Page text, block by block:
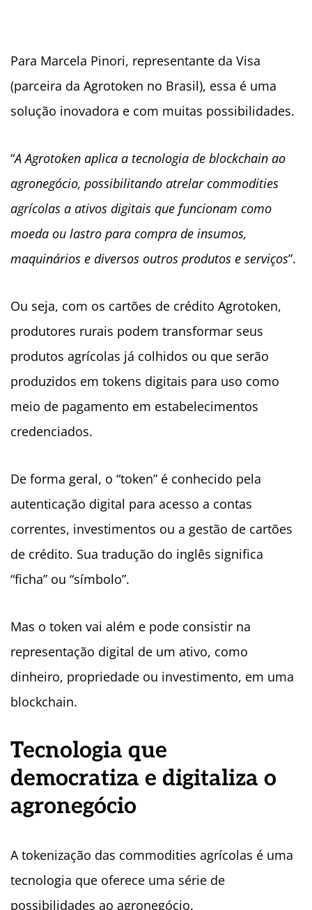
Para Marcela Pinori, representante da Visa
(parceira da Agrotoken no Brasil), essa é uma
solução inovadora e com muitas possibilidades.
“A Agrotoken aplica a tecnologia de blockchain ao
agronegócio, possibilitando atrelar commodities
agrícolas a ativos digitais que funcionam como
moeda ou lastro para compra de insumos,
maquinários e diversos outros produtos e serviços”.
Ou seja, com os cartões de crédito Agrotoken,
produtores rurais podem transformar seus
produtos agrícolas já colhidos ou que serão
produzidos em tokens digitais para uso como
meio de pagamento em estabelecimentos
credenciados.
De forma geral, o “token” é conhecido pela
autenticação digital para acesso a contas
correntes, investimentos ou a gestão de cartões
de crédito. Sua tradução do inglês significa
“ficha” ou “símbolo”.
Mas o token vai além e pode consistir na
representação digital de um ativo, como
dinheiro, propriedade ou investimento, em uma
blockchain.
Tecnologia que
democratiza e digitaliza o
agronegócio
A tokenização das commodities agrícolas é uma
tecnologia que oferece uma série de
possibilidades ao agronegócio.